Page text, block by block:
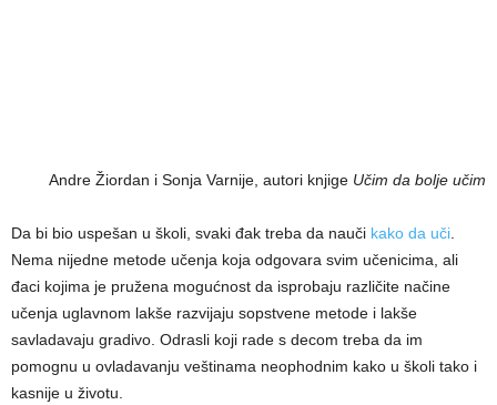
Andre Žiordan i Sonja Varnije, autori knjige Učim da bolje učim
Da bi bio uspešan u školi, svaki đak treba da nauči kako da uči
Nema nijedne metode učenja koja odgovara svim učenicima, ali
đaci kojima je pružena mogućnost da isprobaju različite načine
učenja uglavnom lakše razvijaju sopstvene metode i lakše
savladavaju gradivo. Odrasli koji rade s decom treba da im
pomognu u ovladavanju veštinama neophodnim kako u školi tako i
kasnije u životu.